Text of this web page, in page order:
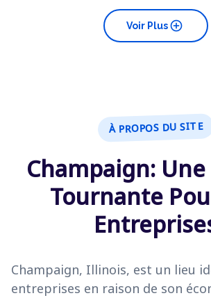
add_circle
Voir Plus
À PROPOS DU SITE
Champaign:
Tournante
Champaign, Illinois, est un lieu
entreprises en raison de son